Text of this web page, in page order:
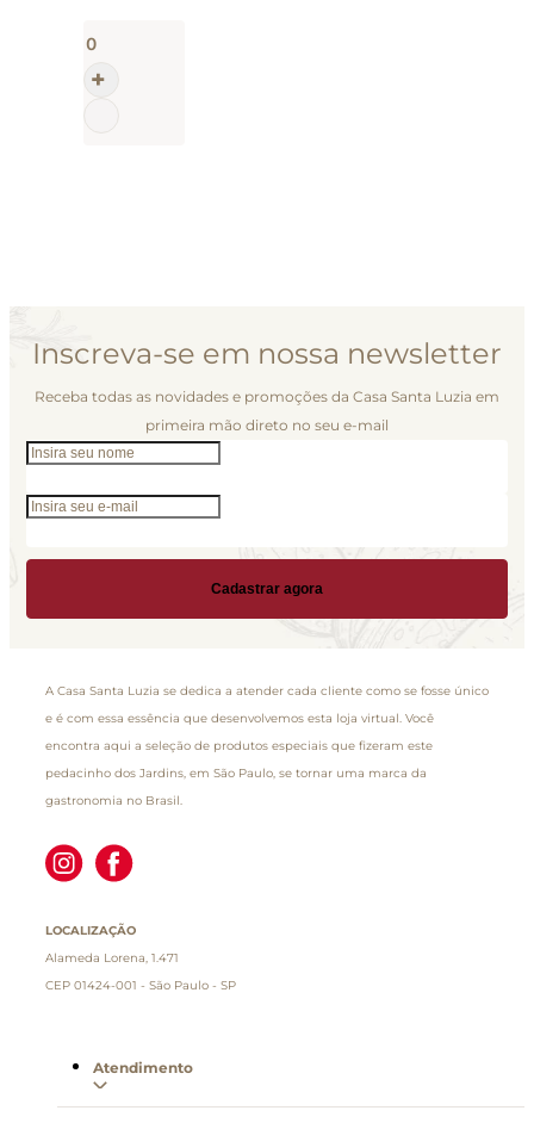
Inscreva-se em nossa newsletter
Receba todas as novidades e promoções da Casa Santa Luzia em
primeira mão direto no seu e-mail
Cadastrar agora
A Casa Santa Luzia se dedica a atender cada cliente como se fosse único
e é com essa essência que desenvolvemos esta loja virtual. Você
encontra aqui a seleção de produtos especiais que fizeram este
pedacinho dos Jardins, em São Paulo, se tornar uma marca da
gastronomia no Brasil.
LOCALIZAÇÃO
Alameda Lorena, 1.471
CEP 01424-001 - São Paulo - SP
Atendimento